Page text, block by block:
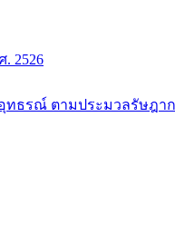
2526
ธรณ์ ตามประมวลรัษฎาก